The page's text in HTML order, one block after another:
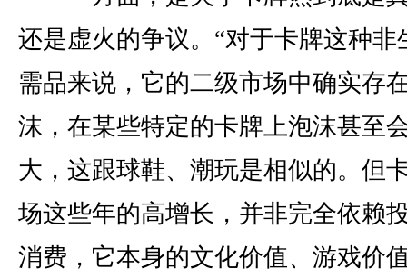
还是虚火的争议。“对于卡牌这种非
需品来说，它的二级市场中确实存
沫，在某些特定的卡牌上泡沫甚至
大，这跟球鞋、潮玩是相似的。但
场这些年的高增长，并非完全依赖
消费，它本身的文化价值、游戏价